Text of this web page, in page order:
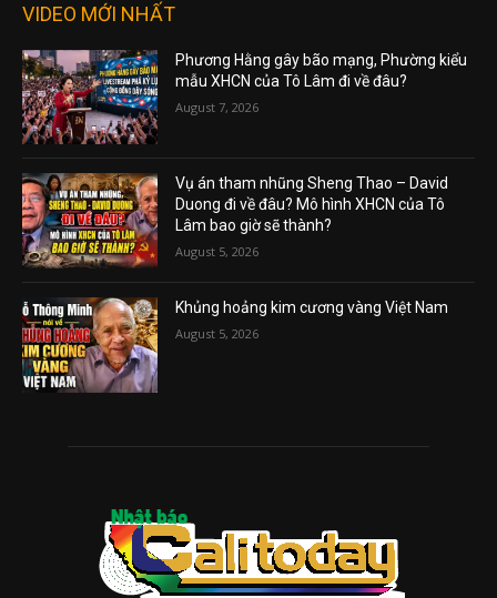
VIDEO MỚI NHẤT
Phương Hằng gây bão mạng, Phường kiểu
mẫu XHCN của Tô Lâm đi về đâu?
August 7, 2026
Vụ án tham nhũng Sheng Thao – David
Duong đi về đâu? Mô hình XHCN của Tô
Lâm bao giờ sẽ thành?
August 5, 2026
Khủng hoảng kim cương vàng Việt Nam
August 5, 2026